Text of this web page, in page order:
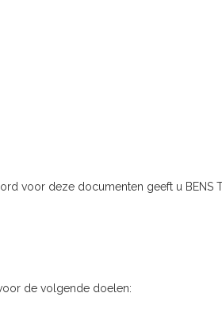
voor deze documenten geeft u BENS
de volgende doelen: